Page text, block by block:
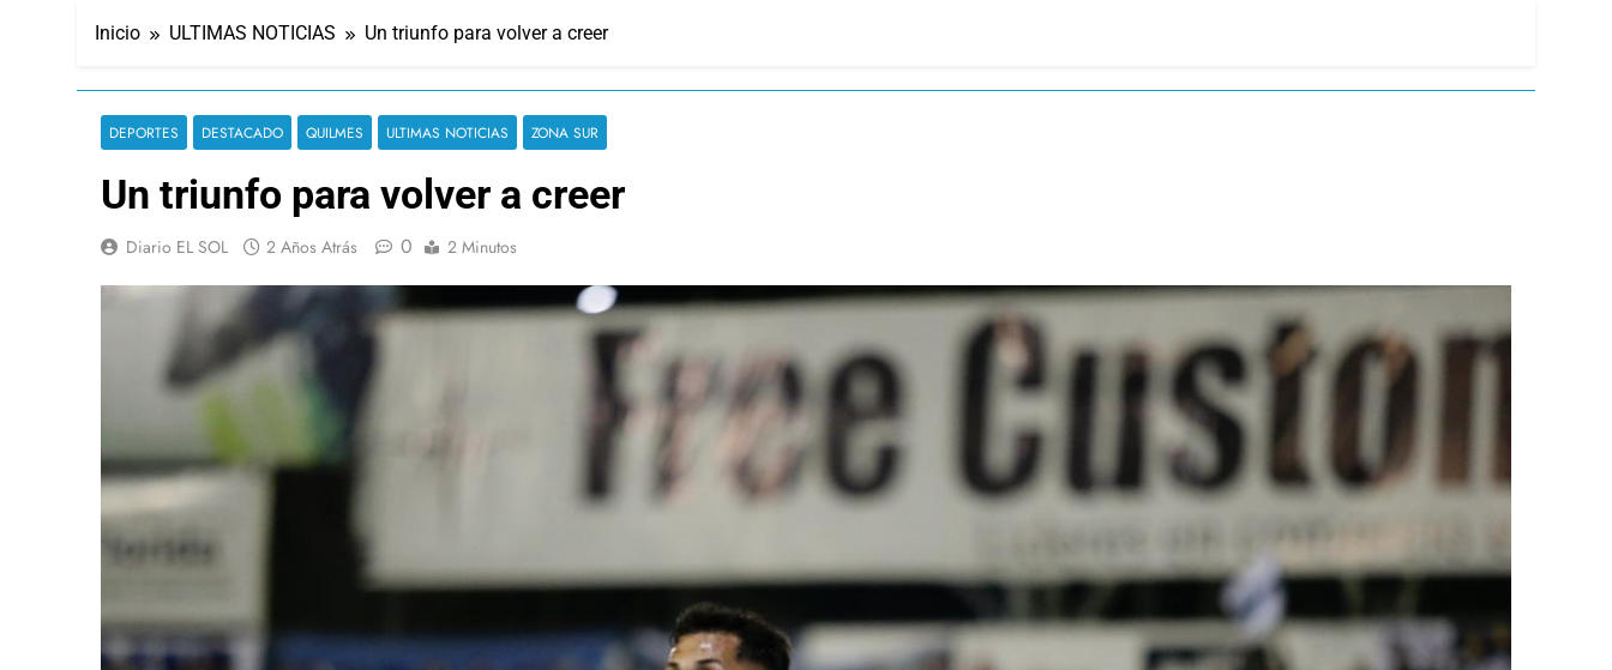
Inicio ULTIMAS NOTICIAS Un triunfo para volver a creer
DEPORTES DESTACADO QUILMES ULTIMAS NOTICIAS ZONA SUR
Un triunfo para volver a creer
Diario EL SOL 2 Años Atrás 0 2 Minutos